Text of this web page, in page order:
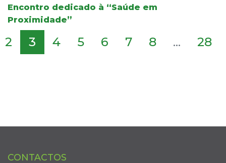
Encontro dedicado à “Saúde em
Proximidade”
2 3 4 5 6 7 8 ... 28
CONTACTOS